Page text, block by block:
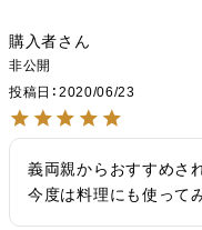
購入者
非公開
投稿日
2020/06/23
義両親からおすすめさ
今度は料理にも使って